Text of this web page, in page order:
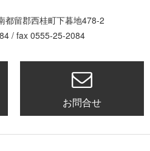
都留郡西桂町下暮地478-2
/ fax 0555-25-2084
お問合せ